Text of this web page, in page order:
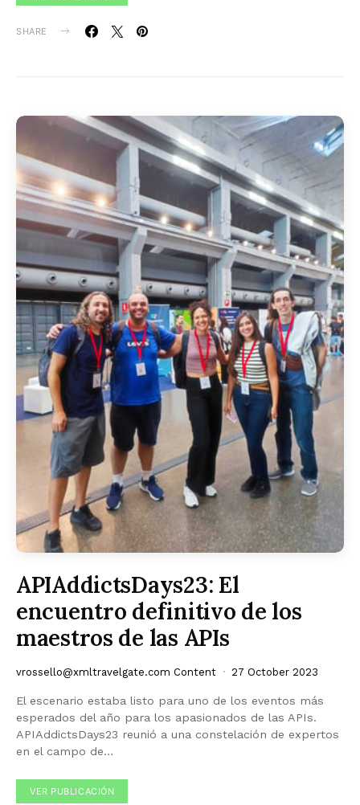
SHARE
APIAddictsDays23: El
encuentro definitivo de los
maestros de las APIs
vrossello@xmltravelgate.com Content 27 October 2023
El escenario estaba listo para uno de los eventos más
esperados del año para los apasionados de las APIs.
APIAddictsDays23 reunió a una constelación de expertos
en el campo de…
VER PUBLICACIÓN